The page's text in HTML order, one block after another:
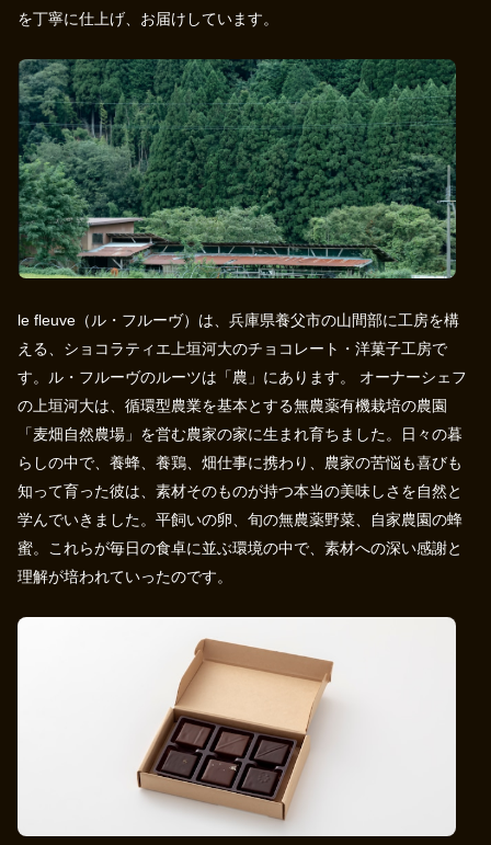
を丁寧に仕上げ、お届けしています。
le fleuve（ル・フルーヴ）は、兵庫県養父市の山間部に工房を構
える、ショコラティエ上垣河大のチョコレート・洋菓子工房で
す。ル・フルーヴのルーツは「農」にあります。 オーナーシェフ
の上垣河大は、循環型農業を基本とする無農薬有機栽培の農園
「麦畑自然農場」を営む農家の家に生まれ育ちました。日々の暮
らしの中で、養蜂、養鶏、畑仕事に携わり、農家の苦悩も喜びも
知って育った彼は、素材そのものが持つ本当の美味しさを自然と
学んでいきました。平飼いの卵、旬の無農薬野菜、自家農園の蜂
蜜。これらが毎日の食卓に並ぶ環境の中で、素材への深い感謝と
理解が培われていったのです。